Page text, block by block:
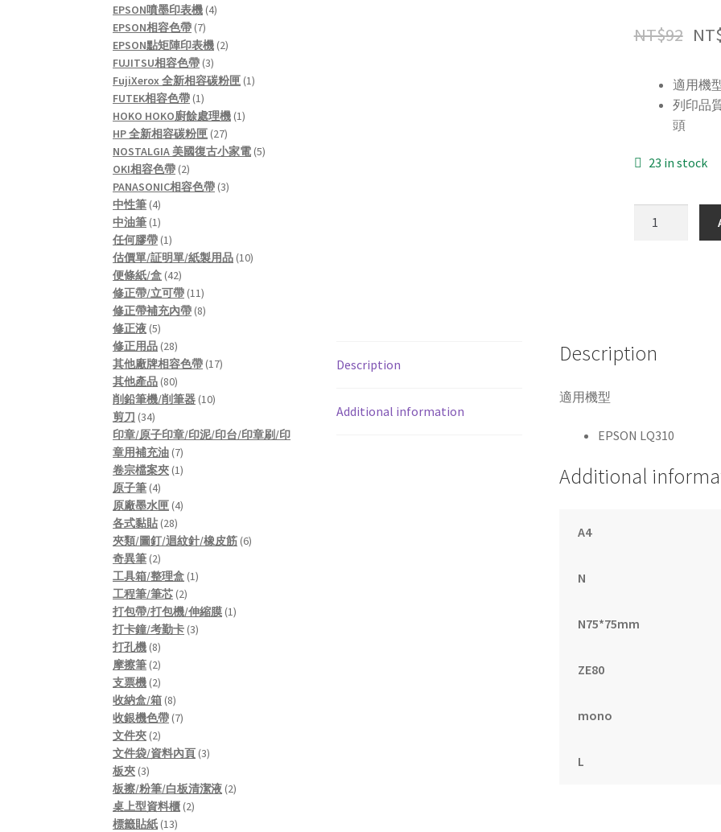
NT$92
適用機
列印品
頭
23 in stock
色
Description
Additional information
Description
適用機型
EPSON LQ310
Additional
A4
N
N75*75mm
ZE80
mono
L
EPSON噴墨印表機 44
EPSON相容色帶 77
products
EPSON點矩陣印表機 22
FUJITSU相容色帶 33
products
FujiXerox 全新相容碳粉匣 11
FUTEK相容色帶 11
product
HOKO HOKO廚餘處理機 11
HP 全新相容碳粉匣 2727
products
NOSTALGIA 美國復古小家電 55
OKI相容色帶 22
products
PANASONIC相容色帶 33
中性筆 44
products
中油筆 11
product
任何膠帶 11
product
估價單/証明單/紙製用品 1010
便條紙/盒 4242
products
修正帶/立可帶 1111
products
修正帶補充內帶 88
修正液 55
products
修正用品 2828
products
其他廠牌相容色帶 1717
其他產品 8080
products
削鉛筆機/削筆器 1010
剪刀 3434
products
印章/原子印章/印泥/印台/印章刷/印
章用補充油 77
products
卷宗檔案夾 11
原子筆 44
products
原廠墨水匣 44
各式黏貼 2828
products
夾類/圖釘/迴紋針/橡皮筋 66
奇異筆 22
products
工具箱/整理盒 11
工程筆/筆芯 22
products
打包帶/打包機/伸縮膜 11
打卡鐘/考勤卡 33
打孔機 88
products
摩擦筆 22
products
支票機 22
products
收納盒/箱 88
products
收銀機色帶 77
文件夾 22
products
文件袋/資料內頁 33
板夾 33
products
板擦/粉筆/白板清潔液 22
桌上型資料櫃 22
標籤貼紙 1313